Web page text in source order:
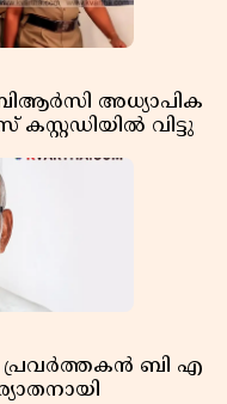
അധ്യാപിക
വിട്ടു
പ്രവർത്തകൻ ബി എ